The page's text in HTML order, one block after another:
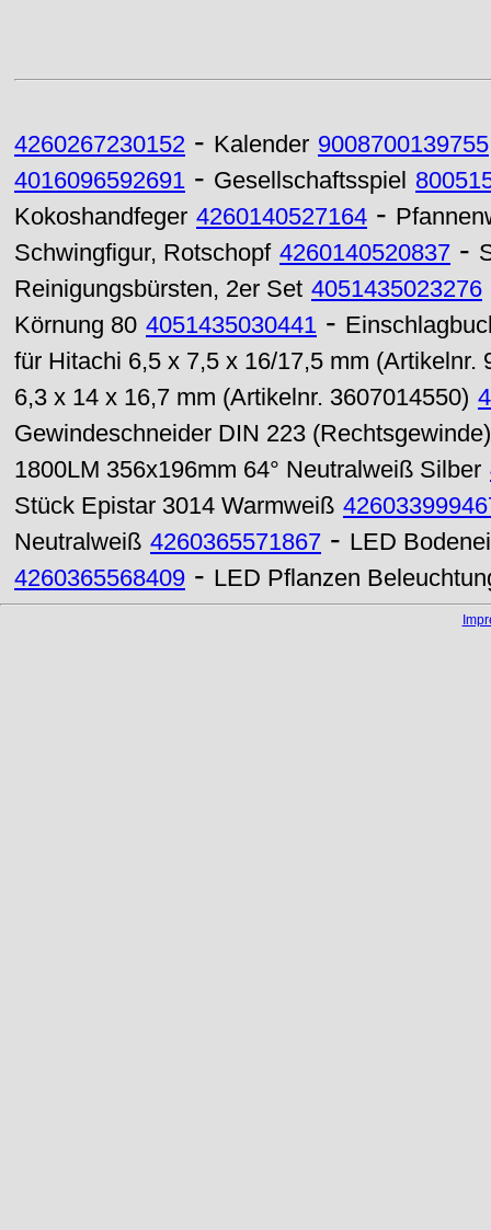
4260267230152 - Kalender 9008700139755
4016096592691 - Gesellschaftsspiel
Kokoshandfeger 4260140527164 -
Schwingfigur, Rotschopf 4260140520837 -
Reinigungsbürsten, 2er Set 4051435023276
Körnung 80 4051435030441 -
für Hitachi 6,5 x 7,5 x 16/17,5 mm (Artikelnr.
6,3 x 14 x 16,7 mm (Artikelnr. 3607014550)
Gewindeschneider DIN 223 (Rechtsgewinde)
1800LM 356x196mm 64° Neutralweiß Silber
Stück Epistar 3014 Warmweiß
Neutralweiß 4260365571867 - LED
4260365568409 - LED Pflanzen